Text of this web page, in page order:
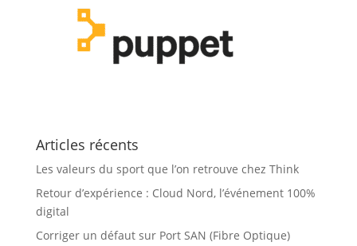
Articles récents
Les valeurs du sport que l’on retrouve chez Think
Retour d’expérience : Cloud Nord, l’événement 100%
digital
Corriger un défaut sur Port SAN (Fibre Optique)